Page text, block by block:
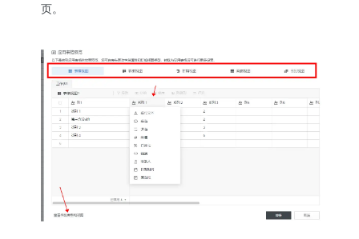
页。